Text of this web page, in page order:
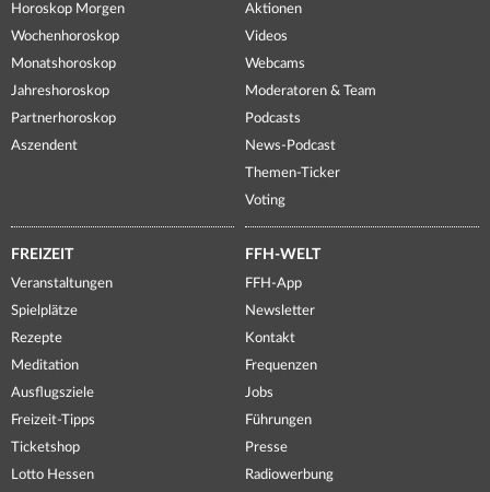
Horoskop Morgen
Wochenhoroskop
Monatshoroskop
Jahreshoroskop
Partnerhoroskop
Aszendent
Aktionen
Videos
Webcams
Moderatoren & Team
Podcasts
News-Podcast
Themen-Ticker
Voting
FREIZEIT
Veranstaltungen
Spielplätze
Rezepte
Meditation
Ausflugsziele
Freizeit-Tipps
Ticketshop
Lotto Hessen
FFH-WELT
FFH-App
Newsletter
Kontakt
Frequenzen
Jobs
Führungen
Presse
Radiowerbung